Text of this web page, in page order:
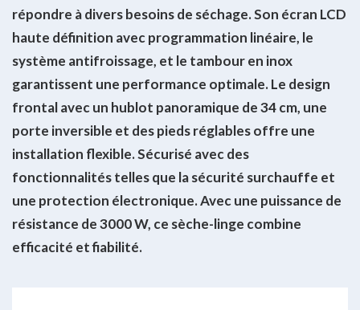
répondre à divers besoins de séchage. Son écran LCD
haute définition avec programmation linéaire, le
système antifroissage, et le tambour en inox
garantissent une performance optimale. Le design
frontal avec un hublot panoramique de 34 cm, une
porte inversible et des pieds réglables offre une
installation flexible. Sécurisé avec des
fonctionnalités telles que la sécurité surchauffe et
une protection électronique. Avec une puissance de
résistance de 3000 W, ce sèche-linge combine
efficacité et fiabilité.